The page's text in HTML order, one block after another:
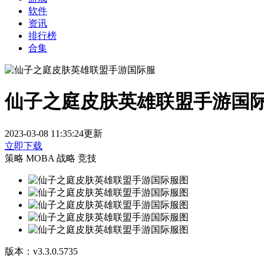
软件
资讯
排行榜
合集
仙子之庭皮肤英雄联盟手游国
2023-03-08 11:35:24更新
立即下载
策略 MOBA 战略 竞技
版本： v3.3.0.5735